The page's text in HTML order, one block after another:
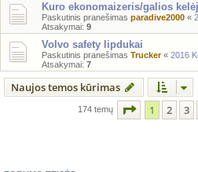
Kuro ekonomaizeris/galios
Paskutinis pranešimas paradive2000 «
Atsakymai: 9
Volvo safety lipdukai
Paskutinis pranešimas Trucker« 2016
Atsakymai: 7
Naujos temos kūrimas
174 temų Puslapis 1iš
1 2 3